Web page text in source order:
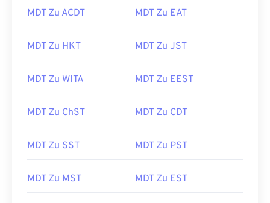
MDT Zu ACDT MDT Zu EAT
MDT Zu HKT MDT Zu JST
MDT Zu WITA MDT Zu EEST
MDT Zu ChST MDT Zu CDT
MDT Zu SST MDT Zu PST
MDT Zu MST MDT Zu EST